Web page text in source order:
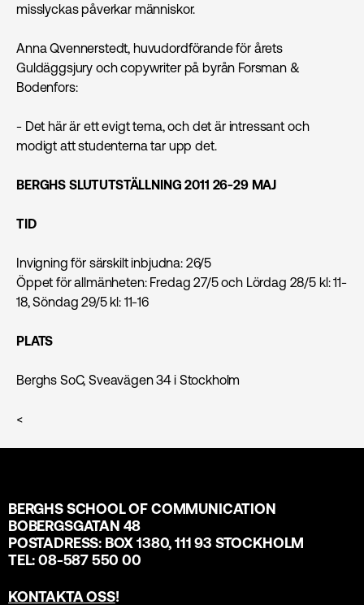
misslyckas påverkar människor.
Anna Qvennerstedt, huvudordförande för årets
Guldäggsjury och copywriter på byrån Forsman &
Bodenfors:
- Det här är ett evigt tema, och det är intressant och
modigt att studenterna tar upp det.
BERGHS SLUTUTSTÄLLNING 2011 26-29 MAJ
TID
Invigning för särskilt inbjudna: 26/5
Öppet för allmänheten: Fredag 27/5 och Lördag 28/5 kl: 11-
18, Söndag 29/5 kl: 11-16
PLATS
Berghs SoC, Sveavägen 34 i Stockholm
<
BERGHS SCHOOL OF COMMUNICATION
BOBERGSGATAN 48
POSTADRESS: BOX 1380, 111 93 STOCKHOLM
TEL: 08-587 550 00
KONTAKTA OSS!